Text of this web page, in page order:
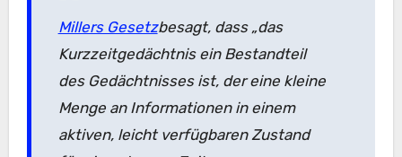
Millers Gesetzbesagt, dass „das
Kurzzeitgedächtnis ein Bestandteil
des Gedächtnisses ist, der eine kleine
Menge an Informationen in einem
aktiven, leicht verfügbaren Zustand